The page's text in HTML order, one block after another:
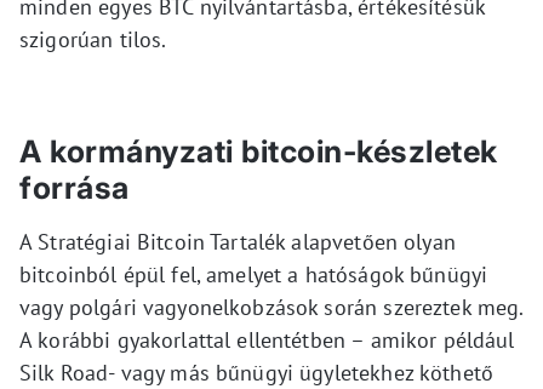
minden egyes BTC nyilvántartásba, értékesítésük
szigorúan tilos.
A kormányzati bitcoin-készletek
forrása
A Stratégiai Bitcoin Tartalék alapvetően olyan
bitcoinból épül fel, amelyet a hatóságok bűnügyi
vagy polgári vagyonelkobzások során szereztek meg.
A korábbi gyakorlattal ellentétben – amikor például
Silk Road- vagy más bűnügyi ügyletekhez köthető